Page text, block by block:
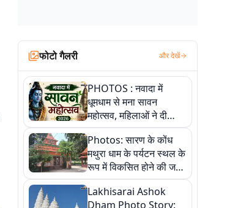
फोटो गैलरी और देखें
PHOTOS : नवादा में
धूमधाम से मना सावन
महोत्सव, महिलाओं ने दी
सांस्कृतिक प्रस्तुतियां
Photos: सारण के कोंध
मथुरा धाम के पर्यटन स्थल के
रूप में विकसित होने की जगी
आस, 9 तस्वीरों में देखें पूरी
कहानी
Lakhisarai Ashok
Dham Photo Story: